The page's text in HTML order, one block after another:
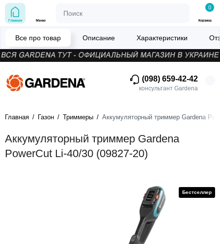
(098) 659-42-42
консультант Gardena
Главная Меню
0
Корзина
Главная Газон Триммеры Аккумуляторный триммер Gardena
Аккумуляторный триммер Gardena
PowerCut Li-40/30 (09827-20)
Все про товар Описание Характеристики
Бестселлер